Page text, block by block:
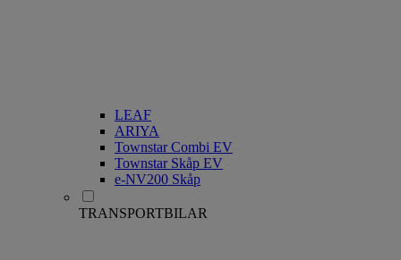
LEAF
ARIYA
Townstar Combi EV
Townstar Skåp EV
e-NV200 Skåp
TRANSPORTBILAR